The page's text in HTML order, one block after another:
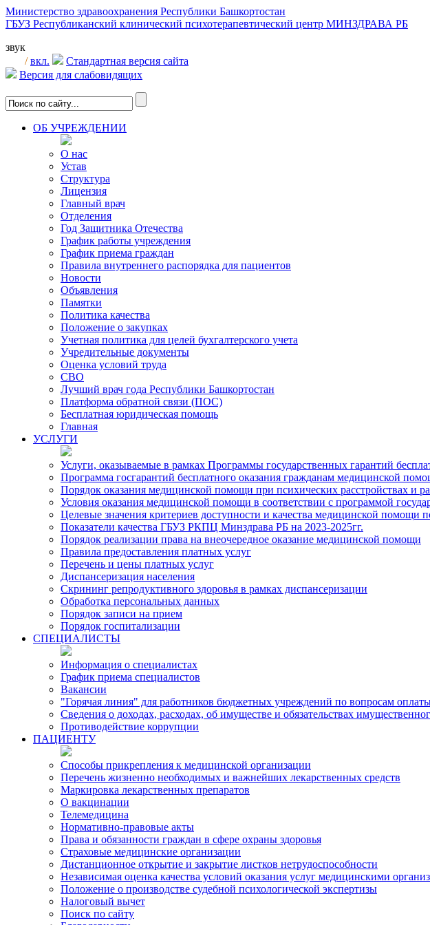
Министерство здравоохранения Республики Башкортостан
ГБУЗ Республиканский клинический психотерапевтический центр МИНЗДРАВА РБ
звук
/ вкл.
Стандартная версия сайта
Версия для слабовидящих
ОБ УЧРЕЖДЕНИИ
О нас
Устав
Структура
Лицензия
Главный врач
Отделения
Год Защитника Отечества
График работы учреждения
График приема граждан
Правила внутреннего распорядка для пациентов
Новости
Объявления
Памятки
Политика качества
Положение о закупках
Учетная политика для целей бухгалтерского учета
Учредительные документы
Оценка условий труда
СВО
Лучший врач года Республики Башкортостан
Платформа обратной связи (ПОС)
Бесплатная юридическая помощь
Главная
УСЛУГИ
Услуги, оказываемые в рамках Программы государственных гарантий
Программа госгарантий бесплатного оказания гражданам медицинской
Порядок оказания медицинской помощи при психических расстройствах и
Условия оказания медицинской помощи в соответствии с программой
Целевые значения критериев доступности и качества медицинской помощи
Показатели качества ГБУЗ РКПЦ Минздрава РБ на 2023-2025гг.
Порядок реализации права на внеочередное оказание медицинской помощи
Правила предоставления платных услуг
Перечень и цены платных услуг
Диспансеризация населения
Скрининг репродуктивного здоровья в рамках диспансеризации
Обработка персональных данных
Порядок записи на прием
Порядок госпитализации
СПЕЦИАЛИСТЫ
Информация о специалистах
График приема специалистов
Вакансии
"Горячая линия" для работников бюджетных учреждений по вопросам
Сведения о доходах, расходах, об имуществе и обязательствах
Противодействие коррупции
ПАЦИЕНТУ
Способы прикрепления к медицинской организации
Перечень жизненно необходимых и важнейших лекарственных средств
Маркировка лекарственных препаратов
О вакцинации
Телемедицина
Нормативно-правовые акты
Права и обязанности граждан в сфере охраны здоровья
Страховые медицинские организации
Дистанционное открытие и закрытие листков нетрудоспособности
Независимая оценка качества условий оказания услуг медицинскими
Положение о производстве судебной психологической экспертизы
Налоговый вычет
Поиск по сайту